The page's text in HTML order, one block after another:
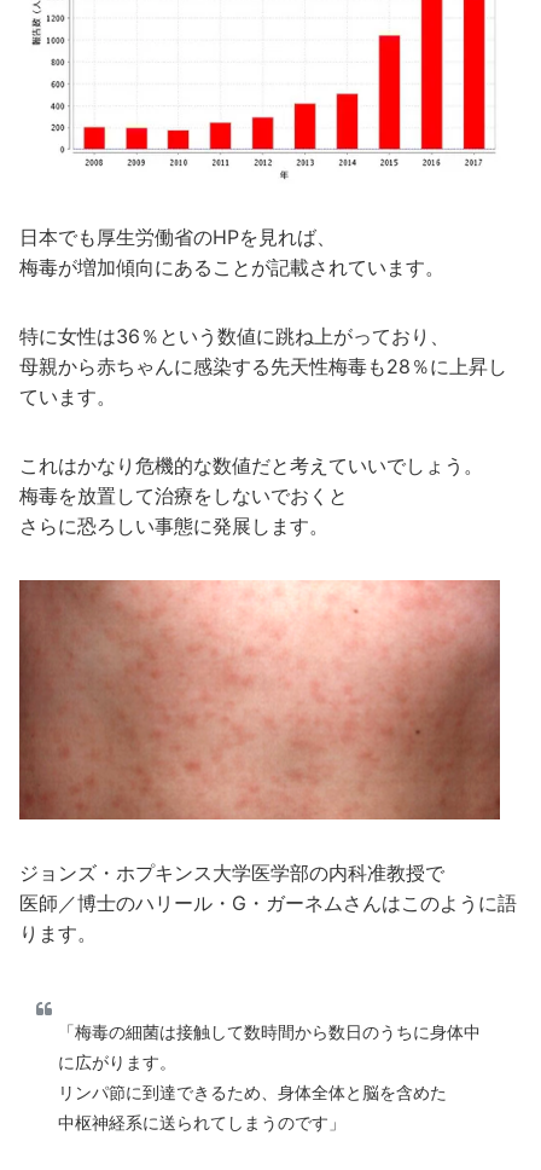
日本でも厚生労働省のHPを見れば、
梅毒が増加傾向にあることが記載されています。
特に女性は36％という数値に跳ね上がっており、
母親から赤ちゃんに感染する先天性梅毒も28％に上昇し
ています。
これはかなり危機的な数値だと考えていいでしょう。
梅毒を放置して治療をしないでおくと
さらに恐ろしい事態に発展します。
ジョンズ・ホプキンス大学医学部の内科准教授で
医師／博士のハリール・G・ガーネムさんはこのように語
ります。
「梅毒の細菌は接触して数時間から数日のうちに身体中
に広がります。
リンパ節に到達できるため、身体全体と脳を含めた
中枢神経系に送られてしまうのです」